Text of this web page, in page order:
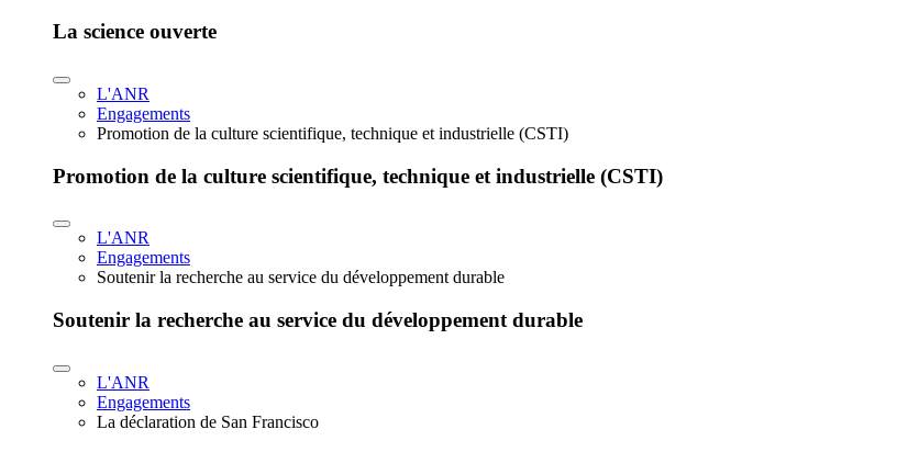
La science ouverte
L'ANR
Engagements
Promotion de la culture scientifique, technique et industrielle (CSTI)
Promotion de la culture scientifique, technique et industrielle (CSTI)
L'ANR
Engagements
Soutenir la recherche au service du développement durable
Soutenir la recherche au service du développement durable
L'ANR
Engagements
La déclaration de San Francisco